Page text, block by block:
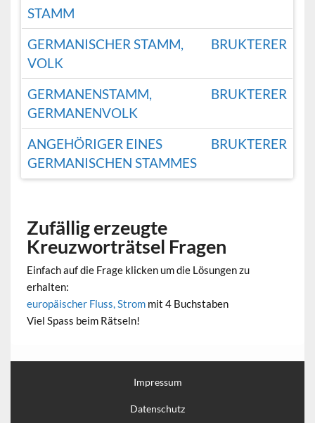
STAMM
GERMANISCHER STAMM,
VOLK
BRUKTERER
GERMANENSTAMM,
GERMANENVOLK
BRUKTERER
ANGEHÖRIGER EINES
GERMANISCHEN STAMMES
BRUKTERER
Zufällig erzeugte
Kreuzworträtsel Fragen
Einfach auf die Frage klicken um die Lösungen zu
erhalten:
europäischer Fluss, Strom mit 4 Buchstaben
Viel Spass beim Rätseln!
Impressum
Datenschutz